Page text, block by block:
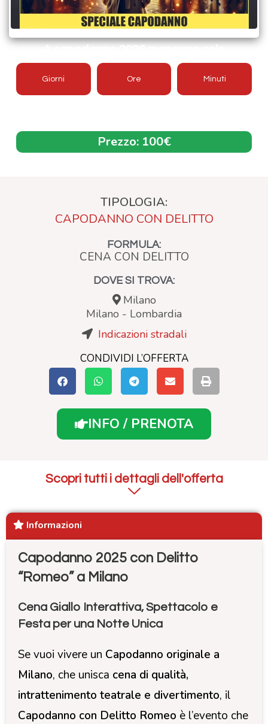
Giorni Ore Minuti
Prezzo: 100€
TIPOLOGIA:
CAPODANNO CON DELITTO
FORMULA:
CENA CON DELITTO
DOVE SI TROVA:
Milano
Milano - Lombardia
Indicazioni stradali
CONDIVIDI L’OFFERTA
INFO / PRENOTA
Scopri tutti i dettagli dell'offerta
Informazioni
Capodanno 2025 con Delitto
“Romeo” a Milano
Cena Giallo Interattiva, Spettacolo e
Festa per una Notte Unica
Se vuoi vivere un Capodanno originale a
Milano, che unisca cena di qualità,
intrattenimento teatrale e divertimento, il
Capodanno con Delitto Romeo è l’evento che